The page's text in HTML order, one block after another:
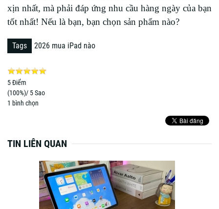
xịn nhất, mà phải đáp ứng nhu cầu hàng ngày của bạn
tốt nhất! Nếu là bạn, bạn chọn sản phẩm nào?
Tags 2026 mua iPad nào
5Điểm
(100%)/ 5 Sao
1 bình chọn
TIN LIÊN QUAN